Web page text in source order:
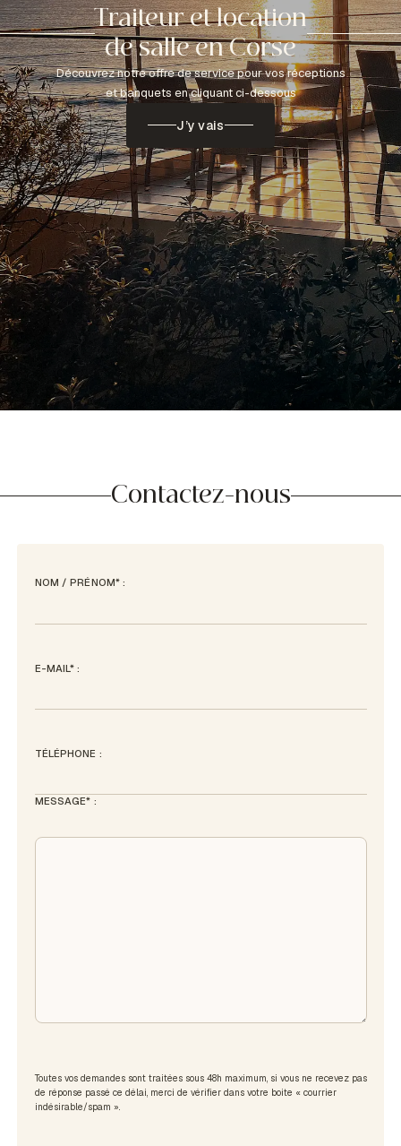
Traiteur et location
de salle en Corse
Découvrez notre offre de service pour vos réceptions
et banquets en cliquant ci-dessous
J’y vais
Contactez-nous
NOM / PRÉNOM* :
E-MAIL* :
TÉLÉPHONE :
MESSAGE* :
Toutes vos demandes sont traitées sous 48h maximum, si vous ne recevez pas
de réponse passé ce délai, merci de vérifier dans votre boite « courrier
indésirable/spam ».